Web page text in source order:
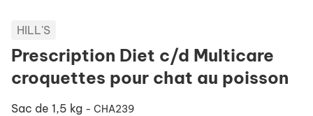
HILL'S
Prescription Diet c/d Multicare
croquettes pour chat au poisson
Sac de 1,5 kg - CHA239